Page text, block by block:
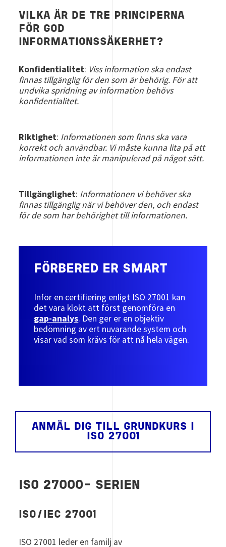
VILKA ÄR DE TRE PRINCIPERNA
FÖR GOD
INFORMATIONSSÄKERHET?
Konfidentialitet: Viss information ska endast
finnas tillgänglig för den som är behörig. För att
undvika spridning av information behövs
konfidentialitet.
Riktighet: Informationen som finns ska vara
korrekt och användbar. Vi måste kunna lita på att
informationen inte är manipulerad på något sätt.
Tillgänglighet: Informationen vi behöver ska
finnas tillgänglig när vi behöver den, och endast
för de som har behörighet till informationen.
FÖRBERED ER SMART
Inför en certifiering enligt ISO 27001 kan
det vara klokt att först genomföra en
gap-analys. Den ger er en objektiv
bedömning av ert nuvarande system och
visar vad som krävs för att nå hela vägen.
ANMÄL DIG TILL GRUNDKURS I
ISO 27001
ISO 27000- SERIEN
ISO/IEC 27001
ISO 27001 leder en familj av